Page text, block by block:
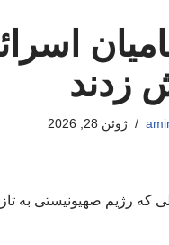
زدند
ژوئن 28, 2026
که رژیم صهیونیستی به